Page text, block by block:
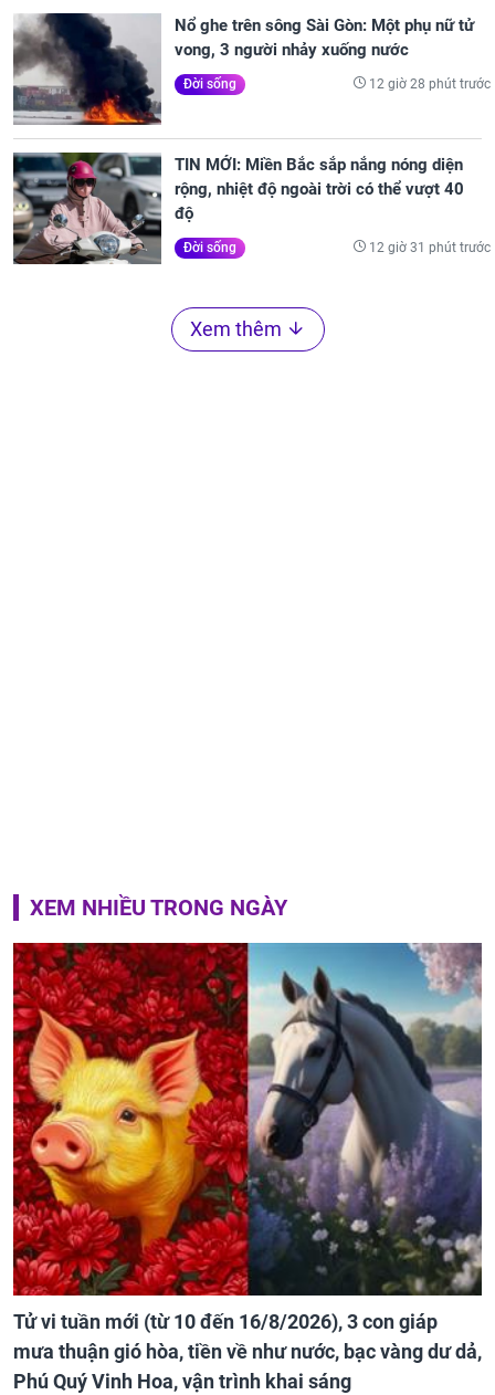
Nổ ghe trên sông Sài Gòn: Một phụ nữ tử
vong, 3 người nhảy xuống nước
Đời sống 12 giờ 28 phút trước
TIN MỚI: Miền Bắc sắp nắng nóng diện
rộng, nhiệt độ ngoài trời có thể vượt 40
độ
Đời sống 12 giờ 31 phút trước
Xem thêm
XEM NHIỀU TRONG NGÀY
Tử vi tuần mới (từ 10 đến 16/8/2026), 3 con giáp
mưa thuận gió hòa, tiền về như nước, bạc vàng dư dả,
Phú Quý Vinh Hoa, vận trình khai sáng